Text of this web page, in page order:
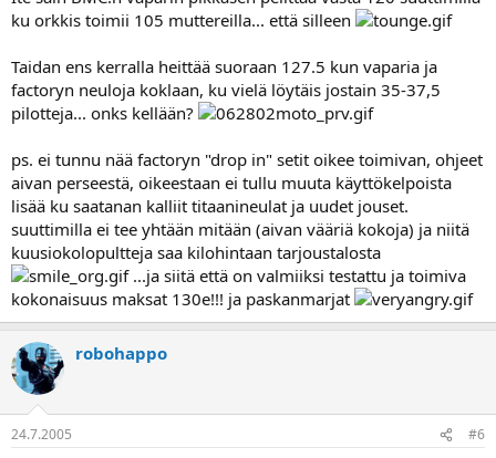
ku orkkis toimii 105 muttereilla... että silleen
Taidan ens kerralla heittää suoraan 127.5 kun vaparia ja
factoryn neuloja koklaan, ku vielä löytäis jostain 35-37,5
pilotteja... onks kellään?
ps. ei tunnu nää factoryn "drop in" setit oikee toimivan, ohjeet
aivan perseestä, oikeestaan ei tullu muuta käyttökelpoista
lisää ku saatanan kalliit titaanineulat ja uudet jouset.
suuttimilla ei tee yhtään mitään (aivan vääriä kokoja) ja niitä
kuusiokolopultteja saa kilohintaan tarjoustalosta
...ja siitä että on valmiiksi testattu ja toimiva
kokonaisuus maksat 130e!!! ja paskanmarjat
robohappo
24.7.2005 #6